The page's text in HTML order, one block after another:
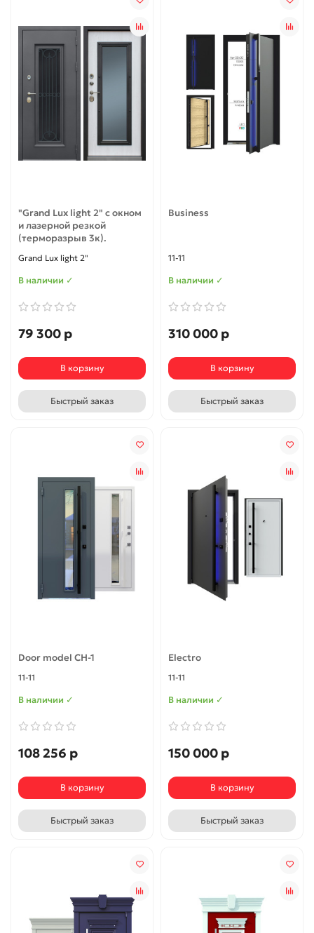
"Grand Lux light 2" с окном
и лазерной резкой
(терморазрыв 3к).
Grand Lux light 2"
В наличии ✓
79 300 р
В корзину
Быстрый заказ
Business
11-11
В наличии ✓
310 000 р
В корзину
Быстрый заказ
Door model СН-1
11-11
В наличии ✓
108 256 р
В корзину
Быстрый заказ
Electro
11-11
В наличии ✓
150 000 р
В корзину
Быстрый заказ